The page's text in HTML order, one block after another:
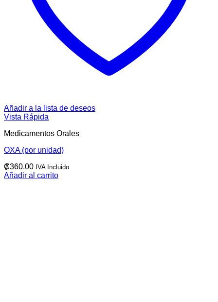
Añadir a la lista de deseos
Vista Rápida
Medicamentos Orales
OXA (por unidad)
₡360.00 IVA Incluido
Añadir al carrito